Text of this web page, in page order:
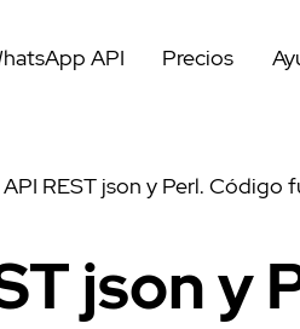
API Precios
API REST json y Perl. Código
json y